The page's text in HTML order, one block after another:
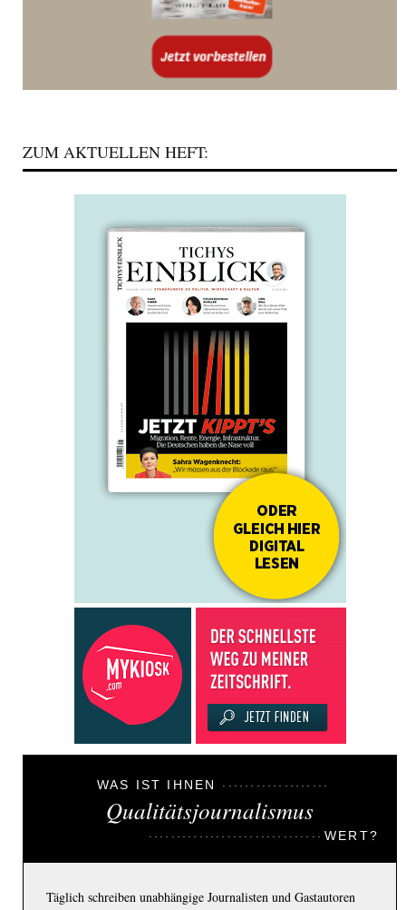
ZUM AKTUELLEN HEFT:
WAS IST IHNEN
Qualitätsjournalismus
WERT?
Täglich schreiben unabhängige Journalisten und Gastautoren